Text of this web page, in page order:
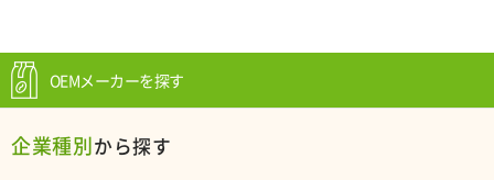
OEMメーカーを探す
企業種別から探す